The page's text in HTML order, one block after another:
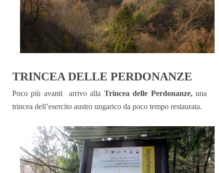
TRINCEA DELLE PERDONANZE
Poco più avanti arrivo alla Trincea delle Perdonanze,una
trincea dell’esercito austro ungarico da poco tempo restaurata.